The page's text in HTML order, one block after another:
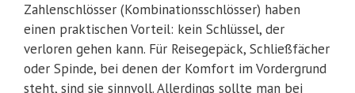
Zahlenschlösser (Kombinationsschlösser) haben
einen praktischen Vorteil: kein Schlüssel, der
verloren gehen kann. Für Reisegepäck, Schließfächer
oder Spinde, bei denen der Komfort im Vordergrund
steht, sind sie sinnvoll. Allerdings sollte man bei